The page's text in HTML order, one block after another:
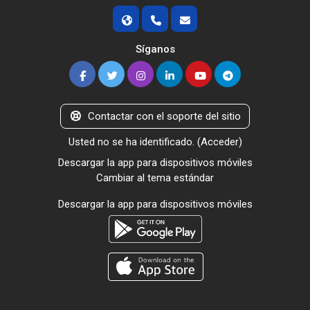
Síganos
Contactar con el soporte del sitio
Usted no se ha identificado. (Acceder)
Descargar la app para dispositivos móviles
Cambiar al tema estándar
Descargar la app para dispositivos móviles